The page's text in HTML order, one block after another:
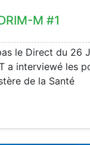
M #1
le Direct du 26
a interviewé les
de la Santé